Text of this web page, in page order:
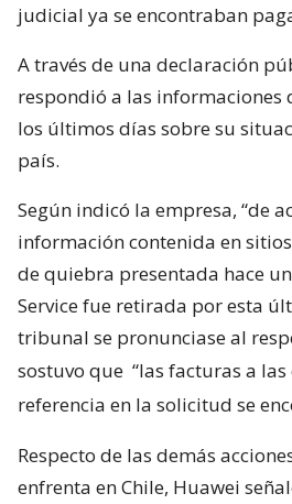
judicial ya se encontraban
A través de una declaración
respondió a las
los últimos días sobre su
país.
Según indicó la empresa, “de
información contenida en
de quiebra presentada hace
Service fue retirada por esta
tribunal se pronunciase al
sostuvo que “las facturas a
referencia en la solicitud se
Respecto de las demás
enfrenta en Chile, Huawei